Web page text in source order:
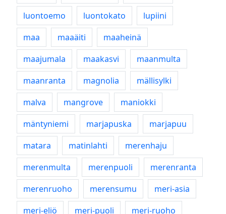
luontoemo
luontokato
lupiini
maa
maaäiti
maaheinä
maajumala
maakasvi
maanmulta
maanranta
magnolia
mällisylki
malva
mangrove
maniokki
mäntyniemi
marjapuska
marjapuu
matara
matinlahti
merenhaju
merenmulta
merenpuoli
merenranta
merenruoho
merensumu
meri-asia
meri-eliö
meri-puoli
meri-ruoho